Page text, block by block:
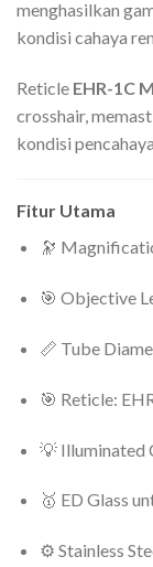
menghasilkan
kondisi cahaya
Reticle EHR-1C
crosshair,
kondisi
Fitur Utama
🔭
🎯 Objective
📏 Tube
🎯 Reticle:
💡 Illuminated
🥇 ED Glass
⚙ Stainless